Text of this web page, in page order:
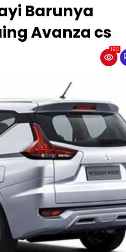
Barunya
Avanza cs
190